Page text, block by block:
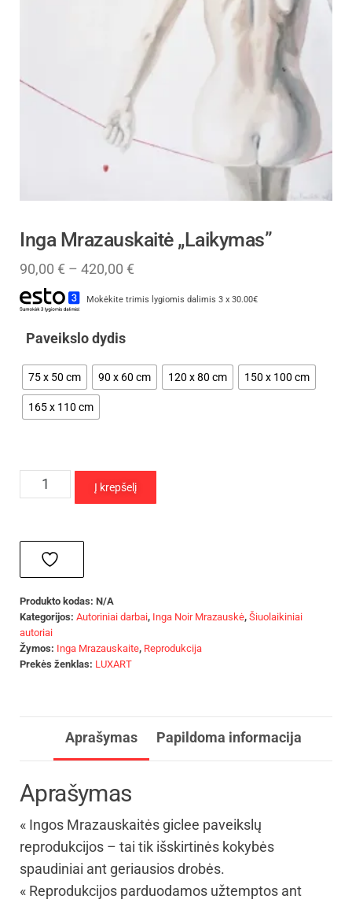
Inga Mrazauskaitė „Laikymas”
90,00 € – 420,00 €
Mokėkite trimis lygiomis dalimis 3 x 30.00€
Paveikslo dydis
75 x 50 cm 90 x 60 cm 120 x 80 cm 150 x 100 cm
165 x 110 cm
Į krepšelį
Produkto kodas: N/A
Kategorijos: Autoriniai darbai, Inga Noir Mrazauskė, Šiuolaikiniai
autoriai
Žymos: Inga Mrazauskaite, Reprodukcija
Prekės ženklas: LUXART
Aprašymas Papildoma informacija
Aprašymas
« Ingos Mrazauskaitės giclee paveikslų
reprodukcijos – tai tik išskirtinės kokybės
spaudiniai ant geriausios drobės.
« Reprodukcijos parduodamos užtemptos ant